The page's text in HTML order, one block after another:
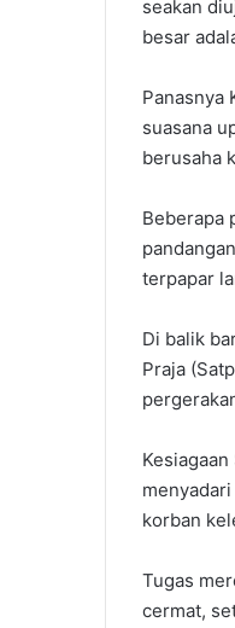
seakan
besar
‎Panasnya
suasana
berusaha
‎Beberapa
terpapar
‎Di balik
Praja
korban
‎Tugas
cermat,